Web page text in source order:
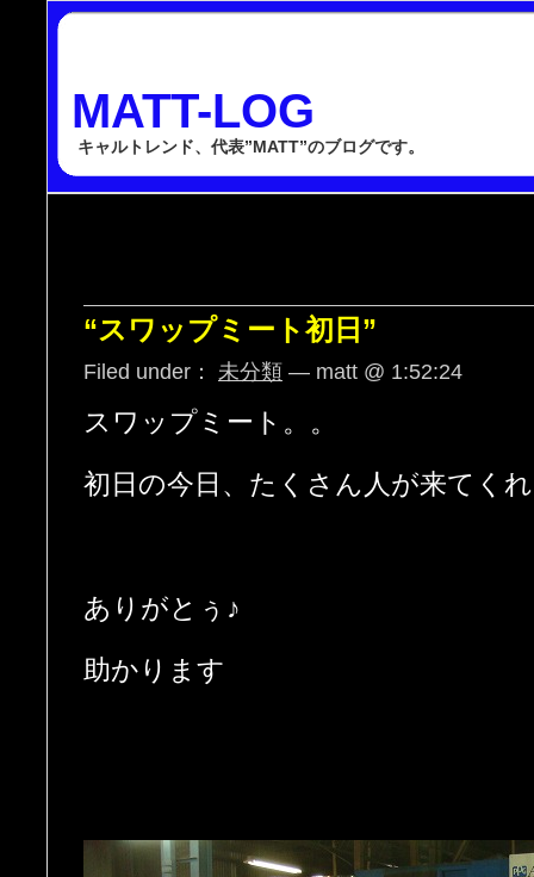
MATT-LOG
キャルトレンド、代表”MATT”のブログです。
“スワップミート初日”
Filed under： 未分類 — matt @ 1:52:24
スワップミート。。
初日の今日、たくさん人が来てく
ありがとぅ♪
助かります